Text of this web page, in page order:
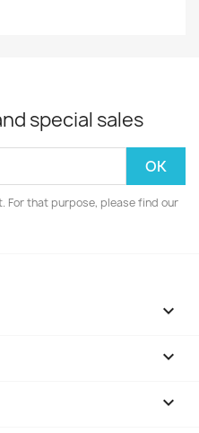
special sales
For that purpose, please find our


